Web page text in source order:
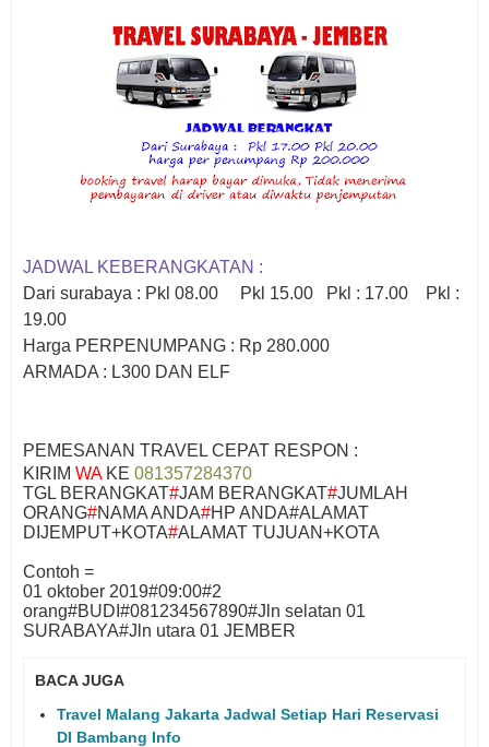
JADWAL KEBERANGKATAN :
Dari surabaya : Pkl 08.00 Pkl 15.00 Pkl : 17.00 Pkl :
19.00
Harga PERPENUMPANG : Rp 280.000
ARMADA : L300 DAN ELF
PEMESANAN TRAVEL CEPAT RESPON :
KIRIM WAKE 081357284370
TGL BERANGKAT#JAM BERANGKAT#JUMLAH
ORANG#NAMA ANDA#HP ANDA#ALAMAT
DIJEMPUT+KOTA#ALAMAT TUJUAN+KOTA
Contoh =
01 oktober 2019#09:00#2
orang#BUDI#081234567890#Jln selatan 01
SURABAYA#Jln utara 01 JEMBER
BACA JUGA
Travel Malang Jakarta Jadwal Setiap Hari Reservasi
DI Bambang Info